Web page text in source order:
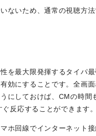
ないため、通常の視聴方
を最大限発揮するタイパ
効にすることです。全画
にしておけば、CMの時間
反応することができます
ホ回線でインターネット